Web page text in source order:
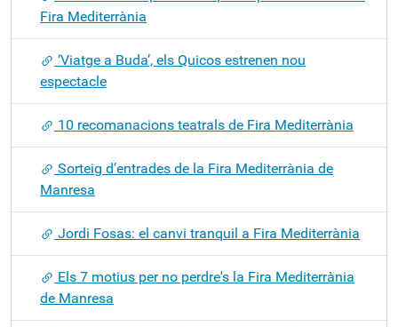
Fira Mediterrània
‘Viatge a Buda’, els Quicos estrenen nou
espectacle
10 recomanacions teatrals de Fira Mediterrània
Sorteig d’entrades de la Fira Mediterrània de
Manresa
Jordi Fosas: el canvi tranquil a Fira Mediterrània
Els 7 motius per no perdre's la Fira Mediterrània
de Manresa